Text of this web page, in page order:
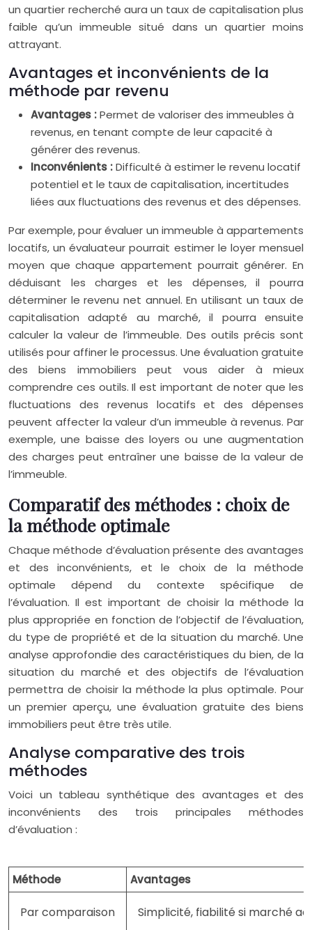
un quartier recherché aura un taux de capitalisation plus
faible qu’un immeuble situé dans un quartier moins
attrayant.
Avantages et inconvénients de la
méthode par revenu
Avantages :Permet de valoriser des immeubles à
revenus, en tenant compte de leur capacité à
générer des revenus.
Inconvénients :Difficulté à estimer le revenu locatif
potentiel et le taux de capitalisation, incertitudes
liées aux fluctuations des revenus et des dépenses.
Par exemple, pour évaluer un immeuble à appartements
locatifs, un évaluateur pourrait estimer le loyer mensuel
moyen que chaque appartement pourrait générer. En
déduisant les charges et les dépenses, il pourra
déterminer le revenu net annuel. En utilisant un taux de
capitalisation adapté au marché, il pourra ensuite
calculer la valeur de l’immeuble. Des outils précis sont
utilisés pour affiner le processus. Une évaluation gratuite
des biens immobiliers peut vous aider à mieux
comprendre ces outils. Il est important de noter que les
fluctuations des revenus locatifs et des dépenses
peuvent affecter la valeur d’un immeuble à revenus. Par
exemple, une baisse des loyers ou une augmentation
des charges peut entraîner une baisse de la valeur de
l’immeuble.
Comparatif des méthodes : choix de
la méthode optimale
Chaque méthode d’évaluation présente des avantages
et des inconvénients, et le choix de la méthode
optimale dépend du contexte spécifique de
l’évaluation. Il est important de choisir la méthode la
plus appropriée en fonction de l’objectif de l’évaluation,
du type de propriété et de la situation du marché. Une
analyse approfondie des caractéristiques du bien, de la
situation du marché et des objectifs de l’évaluation
permettra de choisir la méthode la plus optimale. Pour
un premier aperçu, une évaluation gratuite des biens
immobiliers peut être très utile.
Analyse comparative des trois
méthodes
Voici un tableau synthétique des avantages et des
inconvénients des trois principales méthodes
d’évaluation :
Méthode Avantages
Par comparaison Simplicité, fiabilité si marché